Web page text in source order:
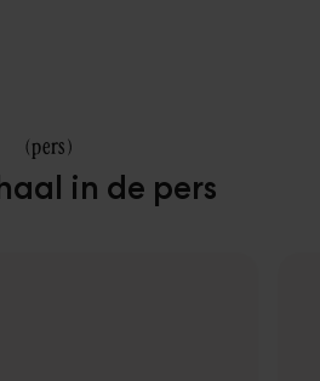
(pers)
in de pers